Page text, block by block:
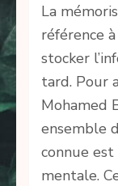
La
référence
stocker
tard. Pour
Mohamed
ensemble
connue est
mentale.